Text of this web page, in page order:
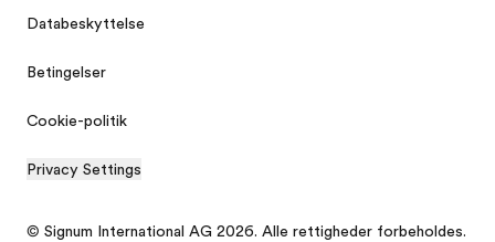
Databeskyttelse
Betingelser
Cookie-politik
Privacy Settings
© Signum International AG 2026. Alle rettigheder forbeholdes.